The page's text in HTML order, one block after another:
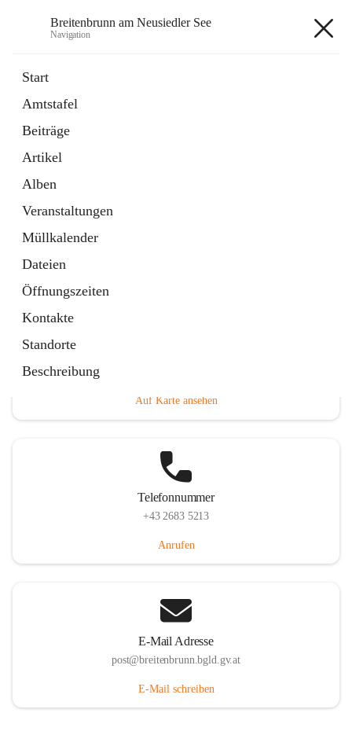
Breitenbrunn am Neusiedler See
Navigation
Start
Amtstafel
Beiträge
Artikel
Alben
Veranstaltungen
Müllkalender
Dateien
Öffnungszeiten
Kontakte
Standorte
Beschreibung
18 Schnellzugriffe
Gemeindeservice
Auf Karte ansehen
Telefonnummer
+43 2683 5213
Anrufen
E-Mail Adresse
post@breitenbrunn.bgld.gv.at
E-Mail schreiben